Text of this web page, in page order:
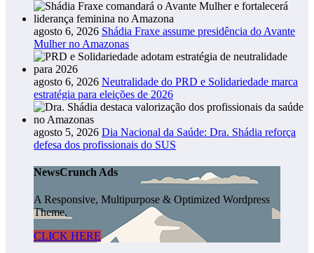
agosto 6, 2026 Shádia Fraxe assume presidência do Avante
Mulher no Amazonas
agosto 6, 2026 Neutralidade do PRD e Solidariedade marca
estratégia para eleições de 2026
agosto 5, 2026 Dia Nacional da Saúde: Dra. Shádia reforça
defesa dos profissionais do SUS
NewsCrunch Ads
A Responsive, Multipurpose & Optimized Wordpress
Theme.
CLICK HERE